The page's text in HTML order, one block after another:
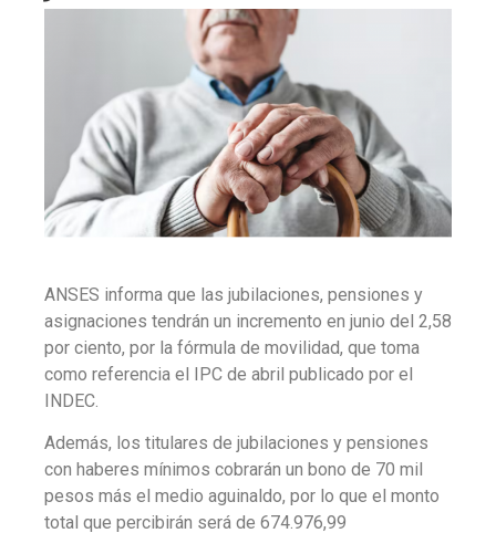
ANSES informa que las jubilaciones, pensiones y
asignaciones tendrán un incremento en junio del 2,58
por ciento, por la fórmula de movilidad, que toma
como referencia el IPC de abril publicado por el
INDEC.
Además, los titulares de jubilaciones y pensiones
con haberes mínimos cobrarán un bono de 70 mil
pesos más el medio aguinaldo, por lo que el monto
total que percibirán será de 674.976,99